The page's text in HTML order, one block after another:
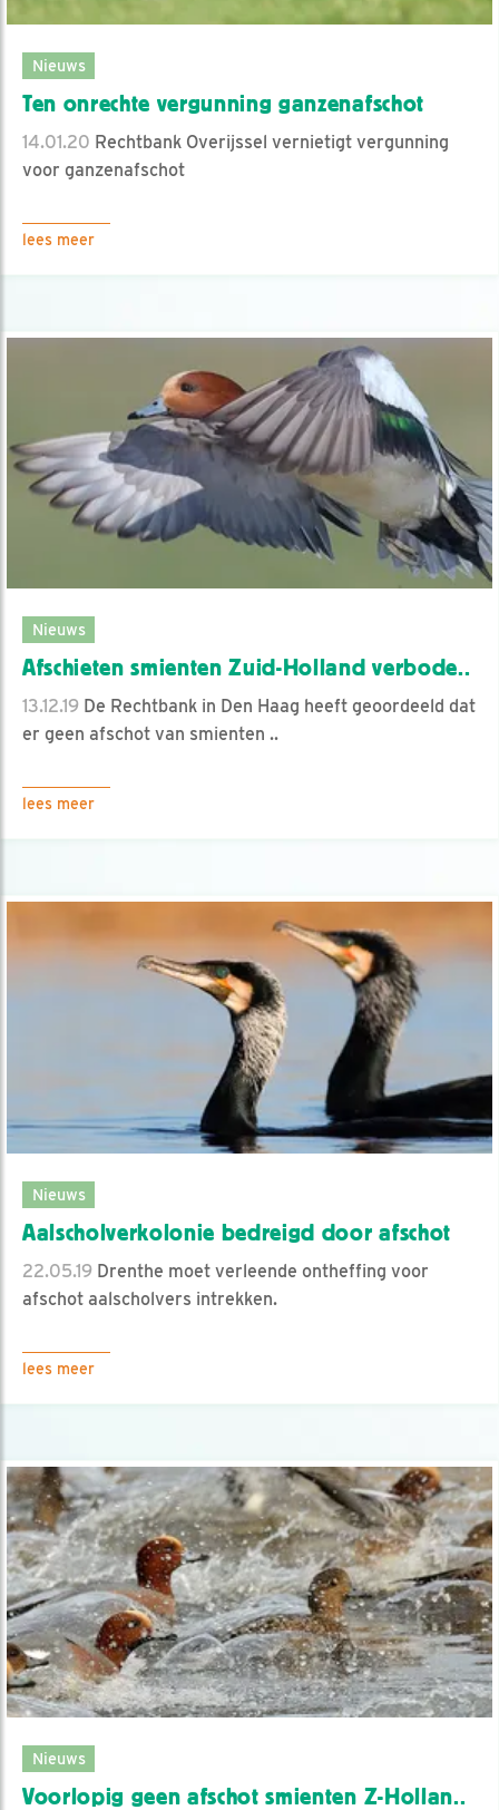
Nieuws
Ten onrechte vergunning ganzenafschot
14.01.20 Rechtbank Overijssel vernietigt vergunning
voor ganzenafschot
lees meer
Nieuws
Afschieten smienten Zuid-Holland verbode..
13.12.19 De Rechtbank in Den Haag heeft geoordeeld dat
er geen afschot van smienten ..
lees meer
Nieuws
Aalscholverkolonie bedreigd door afschot
22.05.19 Drenthe moet verleende ontheffing voor
afschot aalscholvers intrekken.
lees meer
Nieuws
Voorlopig geen afschot smienten Z-Hollan..